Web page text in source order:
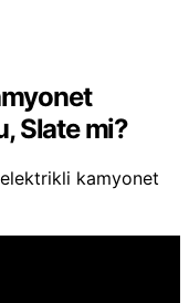
Slate mi?
kamyonet